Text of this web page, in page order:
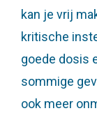
kan je vrij
kritische
goede dosis
sommige
ook meer